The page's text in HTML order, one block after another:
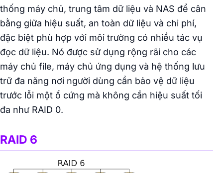
thống máy chủ, trung tâm dữ liệu và NAS để cân
bằng giữa hiệu suất, an toàn dữ liệu và chi phí,
đặc biệt phù hợp với môi trường có nhiều tác vụ
đọc dữ liệu. Nó được sử dụng rộng rãi cho các
máy chủ file, máy chủ ứng dụng và hệ thống lưu
trữ đa năng nơi người dùng cần bảo vệ dữ liệu
trước lỗi một ổ cứng mà không cần hiệu suất tối
đa như RAID 0.
RAID 6